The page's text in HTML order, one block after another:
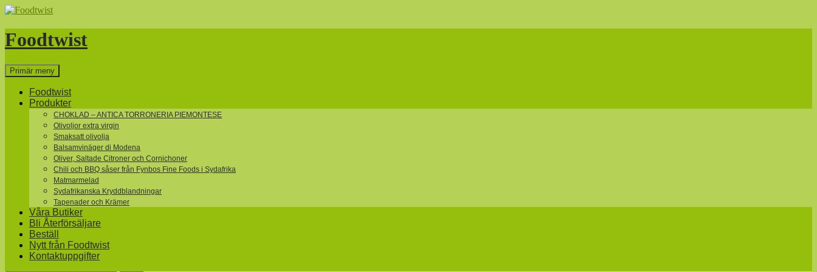
Hoppa
innehåll
Foodtwist
Sök
Primär meny
Foodtwist
Produkter
CHOKLAD – ANTICA TORRONERIA PIEMONTESE
Olivoljor extra virgin
Smaksatt olivolja
Balsamvinäger di Modena
Oliver, Saltade Citroner och Cornichoner
Chili och BBQ såser från Fynbos Fine Foods i Sydafrika
Matmarmelad
Sydafrikanska Kryddblandningar
Tapenader och Krämer
Våra Butiker
Bli Återförsäljare
Beställ
Nytt från Foodtwist
Kontaktuppgifter